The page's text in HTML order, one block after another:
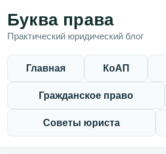
Буква права
Практический юридический блог
Главная КоАП
Гражданское право
Советы юриста